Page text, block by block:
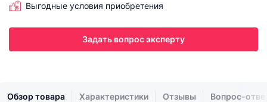
Выгодные условия приобретения
Задать вопрос эксперту
Обзор товара Характеристики Отзывы Вопрос-